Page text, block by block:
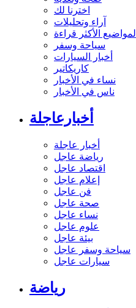
اخترنا لك
آراء وتحليلات
المواضيع الأكثر قراءة
سياحة وسفر
أخبار السيارات
كاريكاتير
نساء في الأخبار
ناس في الأخبار
أخبارعاجلة
أخبار عاجلة
رياضة عاجل
اقتصاد عاجل
إعلام عاجل
فن عاجل
صحة عاجل
نساء عاجل
علوم عاجل
بيئة عاجل
سياحة وسفر عاجل
سيارات عاجل
رياضة